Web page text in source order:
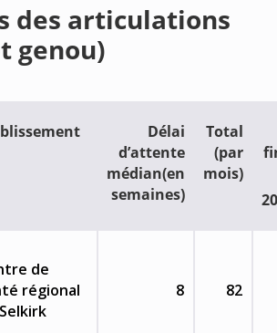
des articulations
genou)
Délai
d’attente
médian(en
semaines)
Total
(par
mois)
de
régional
8 82